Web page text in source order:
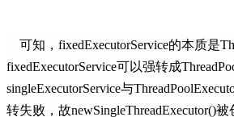
可知，fixedExecutorService的本质是
fixedExecutorService可以强转成
singleExecutorService与
转失败，故newSingleThreadExecutor()